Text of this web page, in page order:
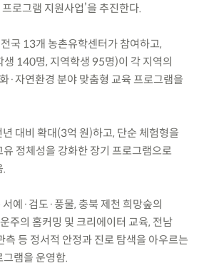
로그램 지원사업’을 추진한다.
국 13개 농촌유학센터가 참여하고,
140명, 지역학생 95명)이 각 지역의
·자연환경 분야 맞춤형 교육 프로그램을
대비 확대(3억 원)하고, 단순 체험형을
정체성을 강화한 장기 프로그램으로
.
예·검도·풍물, 충북 제천 희망숲의
주의 홈커밍 및 크리에이터 교육, 전남
측 등 정서적 안정과 진로 탐색을 아우르는
램을 운영함.